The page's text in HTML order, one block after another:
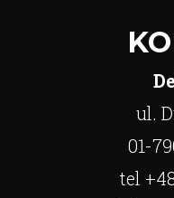
ul.
01-
tel